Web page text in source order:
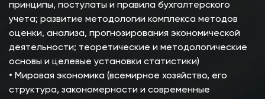
принципы, постулаты и правила бухгалтерского
учета; развитие методологии комплекса методов
оценки, анализа, прогнозирования экономической
деятельности; теоретические и методологические
основы и целевые установки статистики)
• Мировая экономика (всемирное хозяйство, его
структура, закономерности и современные